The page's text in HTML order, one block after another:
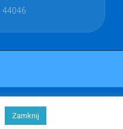
44046
Zamknij